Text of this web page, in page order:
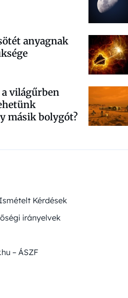
anyagnak
világűrben
másik bolygót?
Kérdések
irányelvek
– ÁSZF